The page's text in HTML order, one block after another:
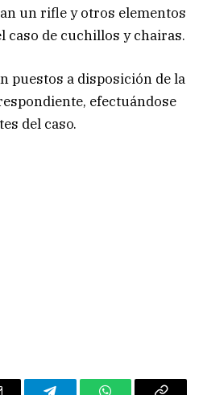
un rifle y otros elementos
caso de cuchillos y chairas.
puestos a disposición de la
efectuándose
del caso.